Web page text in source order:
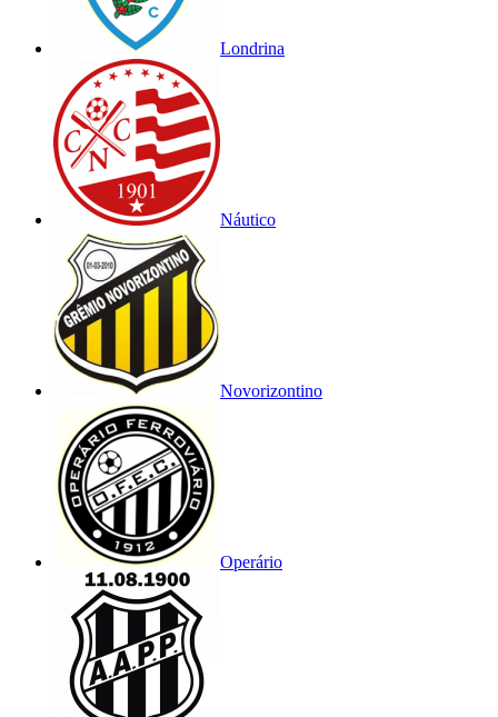
Londrina
Náutico
Novorizontino
Operário